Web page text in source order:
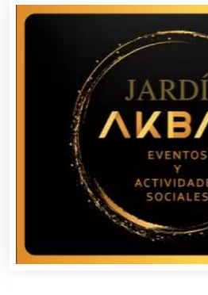
Cafeterías
Cajas de Ahorro
Cámaras de Comercio
Camiones para Fletes